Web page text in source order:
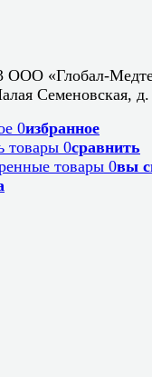
ООО «Глобал-
Семеновская,
0избранное
товары 0сравнить
товары 0вы